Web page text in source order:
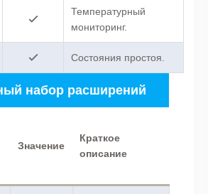
Температурный
мониторинг.
Состояния простоя.
набор расширений
Значение
Краткое
описание